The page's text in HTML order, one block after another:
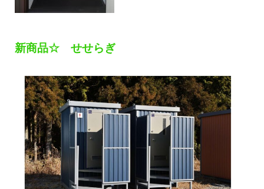
新商品☆ せせらぎ